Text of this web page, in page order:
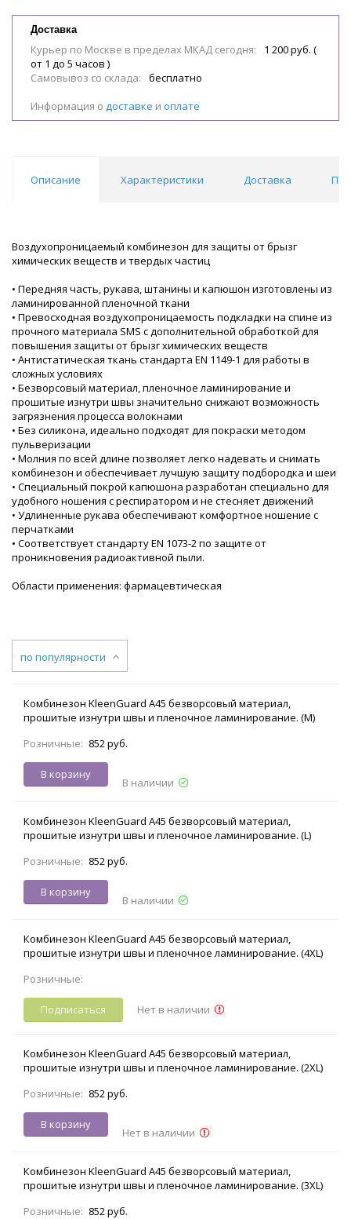
Доставка
Курьер по Москве в пределах МКАД сегодня:
1 200 руб. (
от 1 до 5 часов )
Самовывоз со склада:
бесплатно
Информация о доставке и оплате
Описание Характеристики Доставка
Воздухопроницаемый комбинезон для защиты от брызг
химических веществ и твердых частиц
• Передняя часть, рукава, штанины и капюшон изготовлены из
ламинированной пленочной ткани
• Превосходная воздухопроницаемость подкладки на спине из
прочного материала SMS с дополнительной обработкой для
повышения защиты от брызг химических веществ
• Антистатическая ткань стандарта EN 1149-1 для работы в
сложных условиях
• Безворсовый материал, пленочное ламинирование и
прошитые изнутри швы значительно снижают возможность
загрязнения процесса волокнами
• Без силикона, идеально подходят для покраски методом
пульверизации
• Молния по всей длине позволяет легко надевать и снимать
комбинезон и обеспечивает лучшую защиту подбородка и шеи
• Специальный покрой капюшона разработан специально для
удобного ношения с респиратором и не стесняет движений
• Удлиненные рукава обеспечивают комфортное ношение с
перчатками
• Соответствует стандарту EN 1073-2 по защите от
проникновения радиоактивной пыли.
Области применения: фармацевтическая
по популярности
Комбинезон KleenGuard A45 безворсовый материал,
прошитые изнутри швы и пленочное ламинирование. (M)
Розничные: 852 руб.
В корзину
В наличии
Комбинезон KleenGuard A45 безворсовый материал,
прошитые изнутри швы и пленочное ламинирование. (L)
Розничные: 852 руб.
В корзину
В наличии
Комбинезон KleenGuard A45 безворсовый материал,
прошитые изнутри швы и пленочное ламинирование. (4XL)
Розничные:
Подписаться Нет в наличии
Комбинезон KleenGuard A45 безворсовый материал,
прошитые изнутри швы и пленочное ламинирование. (2XL)
Розничные: 852 руб.
В корзину
Нет в наличии
Комбинезон KleenGuard A45 безворсовый материал,
прошитые изнутри швы и пленочное ламинирование. (3XL)
Розничные: 852 руб.